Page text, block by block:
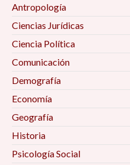
Antropología
Ciencias Jurídicas
Ciencia Política
Comunicación
Demografía
Economía
Geografía
Historia
Psicología Social